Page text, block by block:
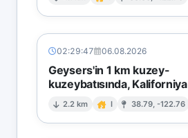
02:29:47 06.08.2026
Geysers'in 1 km kuzey-
kuzeybatısında, Kaliforniya
2.2 km I 38.79, -122.76